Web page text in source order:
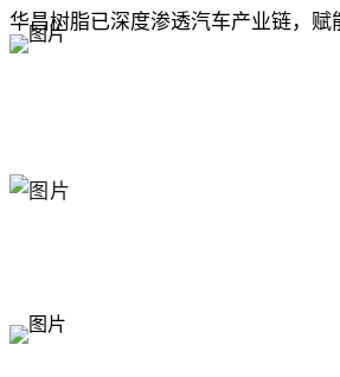
华昌树脂已深度渗透汽车产业链，赋